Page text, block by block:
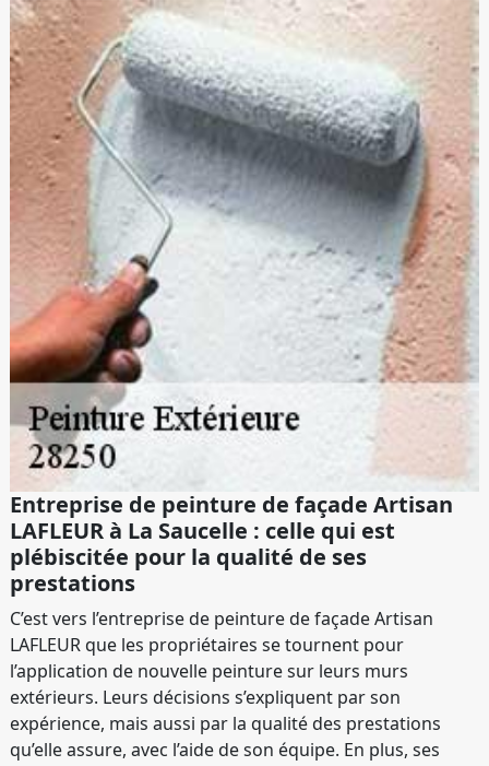
Entreprise de peinture de façade Artisan
LAFLEUR à La Saucelle : celle qui est
plébiscitée pour la qualité de ses
prestations
C’est vers l’entreprise de peinture de façade Artisan
LAFLEUR que les propriétaires se tournent pour
l’application de nouvelle peinture sur leurs murs
extérieurs. Leurs décisions s’expliquent par son
expérience, mais aussi par la qualité des prestations
qu’elle assure, avec l’aide de son équipe. En plus, ses